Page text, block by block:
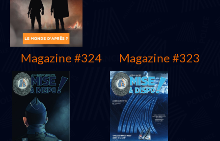
Magazine #324 Magazine #323